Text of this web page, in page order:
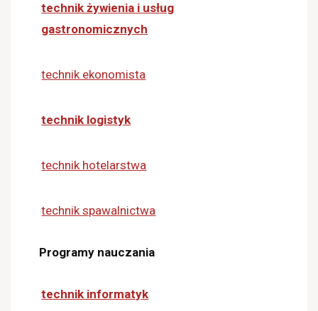
technik żywienia i usług
gastronomicznych
technik ekonomista
technik logistyk
technik hotelarstwa
technik spawalnictwa
Programy nauczania
technik informatyk